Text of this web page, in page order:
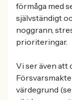
förmåga med
självständigt
noggrann,
prioriteringar.
Vi ser även att
värdegrund